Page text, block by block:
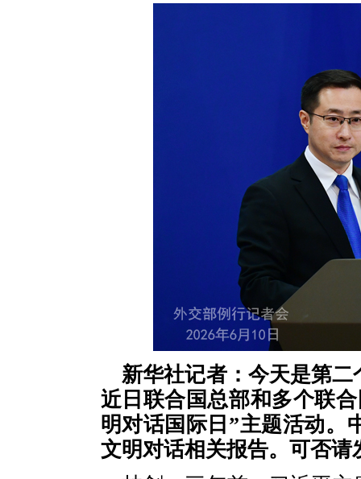
新华社记者：今天是第
近日联合国总部和多个联
明对话国际日”主题活动。
文明对话相关报告。可否